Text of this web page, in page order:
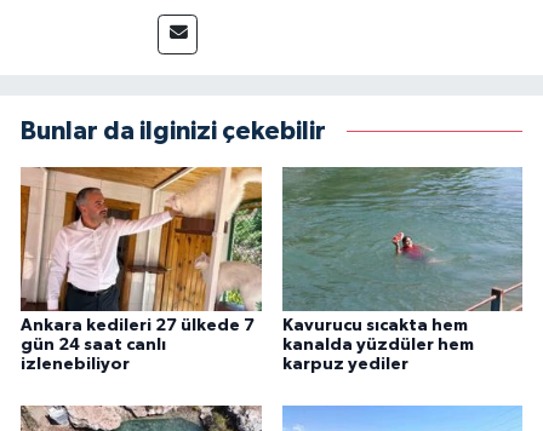
Bunlar da ilginizi çekebilir
Ankara kedileri 27 ülkede 7
gün 24 saat canlı
izlenebiliyor
Kavurucu sıcakta hem
kanalda yüzdüler hem
karpuz yediler